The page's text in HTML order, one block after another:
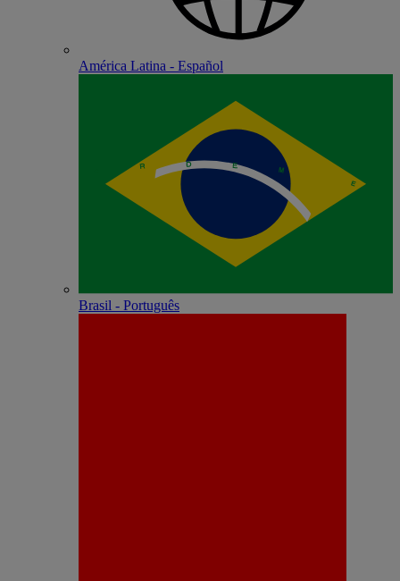
América Latina - Español
Brasil - Português